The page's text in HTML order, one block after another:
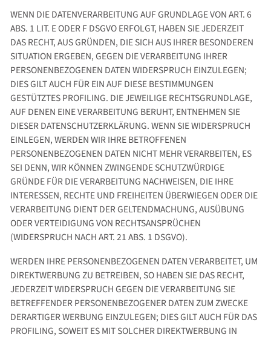
WENN DIE DATENVERARBEITUNG AUF GRUNDLAGE VON ART. 6
ABS. 1 LIT. E ODER F DSGVO ERFOLGT, HABEN SIE JEDERZEIT
DAS RECHT, AUS GRÜNDEN, DIE SICH AUS IHRER BESONDEREN
SITUATION ERGEBEN, GEGEN DIE VERARBEITUNG IHRER
PERSONENBEZOGENEN DATEN WIDERSPRUCH EINZULEGEN;
DIES GILT AUCH FÜR EIN AUF DIESE BESTIMMUNGEN
GESTÜTZTES PROFILING. DIE JEWEILIGE RECHTSGRUNDLAGE,
AUF DENEN EINE VERARBEITUNG BERUHT, ENTNEHMEN SIE
DIESER DATENSCHUTZERKLÄRUNG. WENN SIE WIDERSPRUCH
EINLEGEN, WERDEN WIR IHRE BETROFFENEN
PERSONENBEZOGENEN DATEN NICHT MEHR VERARBEITEN, ES
SEI DENN, WIR KÖNNEN ZWINGENDE SCHUTZWÜRDIGE
GRÜNDE FÜR DIE VERARBEITUNG NACHWEISEN, DIE IHRE
INTERESSEN, RECHTE UND FREIHEITEN ÜBERWIEGEN ODER DIE
VERARBEITUNG DIENT DER GELTENDMACHUNG, AUSÜBUNG
ODER VERTEIDIGUNG VON RECHTSANSPRÜCHEN
(WIDERSPRUCH NACH ART. 21 ABS. 1 DSGVO).
WERDEN IHRE PERSONENBEZOGENEN DATEN VERARBEITET, UM
DIREKTWERBUNG ZU BETREIBEN, SO HABEN SIE DAS RECHT,
JEDERZEIT WIDERSPRUCH GEGEN DIE VERARBEITUNG SIE
BETREFFENDER PERSONENBEZOGENER DATEN ZUM ZWECKE
DERARTIGER WERBUNG EINZULEGEN; DIES GILT AUCH FÜR DAS
PROFILING, SOWEIT ES MIT SOLCHER DIREKTWERBUNG IN